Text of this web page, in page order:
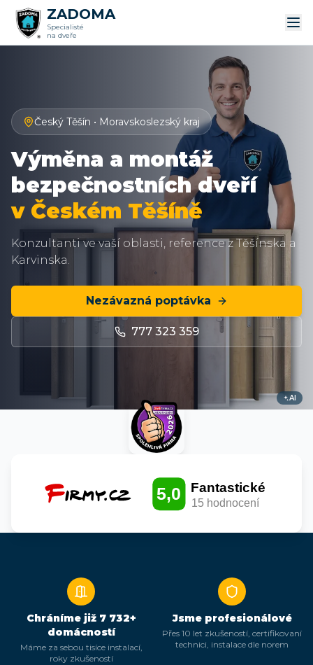
AI
ZADOMA
Specialisté
na dveře
Český Těšín • Moravskoslezský kraj
Výměna a montáž
bezpečnostních dveří
v Českém Těšíně
Konzultanti ve vaší oblasti, reference z Těšínska a
Karvinska.
Nezávazná poptávka
777 323 359
Chráníme již 7 732+
domácností
Máme za sebou tisíce instalací,
roky zkušeností
Jsme profesionálové
Přes 10 let zkušeností, certifikovaní
technici, instalace dle norem